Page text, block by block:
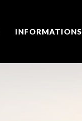
INFORMATIONS